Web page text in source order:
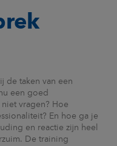
de taken van een
een goed
vragen? Hoe
En hoe ga je
en reactie zijn heel
De training